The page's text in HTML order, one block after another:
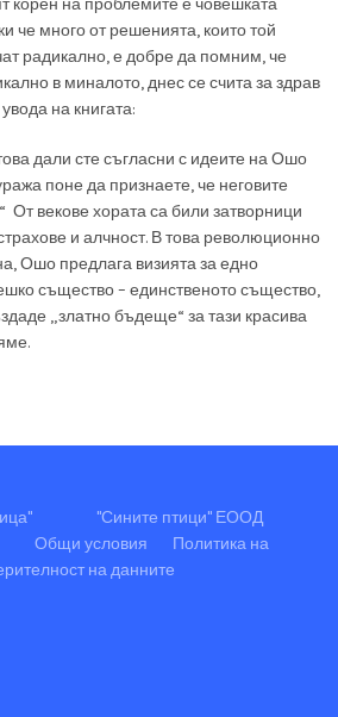
корен на проблемите е човешката
че много от решенията, които той
радикално, е добре да помним, че
в миналото, днес се счита за здрав
на книгата:
дали сте съгласни с идеите на Ошо
поне да признаете, че неговите
От векове хората са били затворници
и алчност. В това революционно
Ошо предлага визията за едно
същество – единственото същество,
„златно бъдеще“ за тази красива
"Сините птици" ЕООД
Общи условия
Политика на
на данните